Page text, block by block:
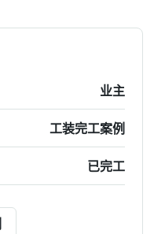
业主
工装完工案例
已完工